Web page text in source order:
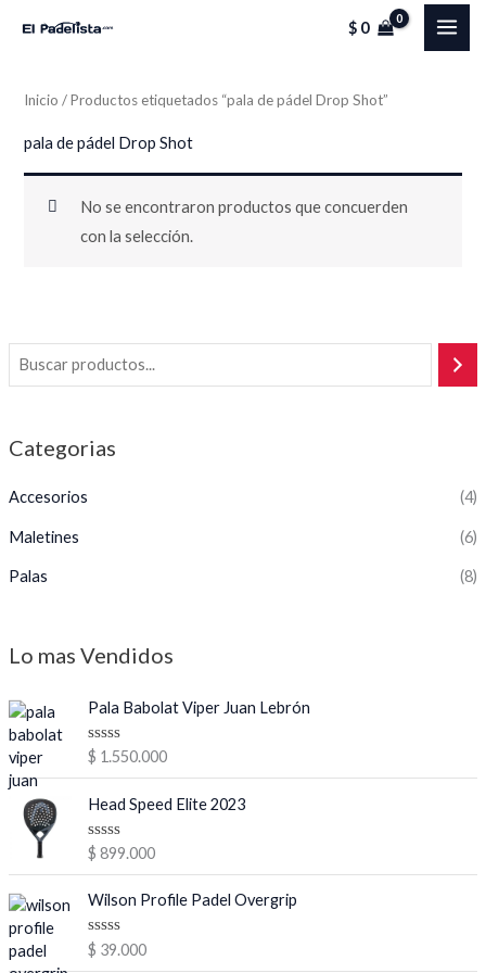
$0
Categorias
Accesorios (4)
Maletines (6)
Palas (8)
Lo mas Vendidos
Pala Babolat Viper Juan Lebrón
V
o
a
d
o
e
n
0
d
e
5
$ 1.550.000
Head Speed Elite 2023
V
a
o
a
d
o
$ 899.000
Wilson Profile Padel Overgrip
V
a
$ 39.000
Inicio / Productos etiquetados “pala de pádel Drop Shot”
pala de pádel Drop Shot
No se encontraron productos que concuerden
con la selección.